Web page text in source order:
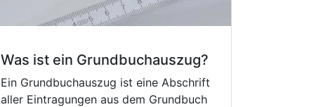
Was ist ein Grundbuchauszug?
Ein Grundbuchauszug ist eine Abschrift
aller Eintragungen aus dem Grundbuch